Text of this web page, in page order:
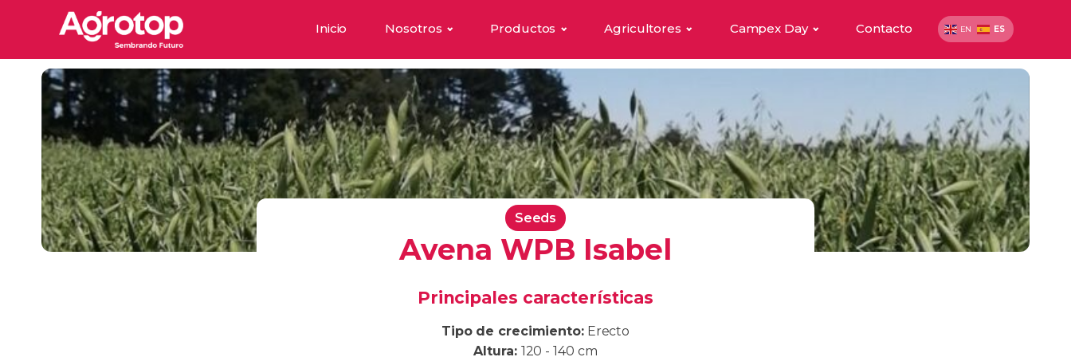
Inicio Nosotros Productos Agricultores Campex Day Contacto EN ES
Seeds
Avena WPB Isabel
Principales características
Tipo de crecimiento:Erecto
Altura: 120 - 140 cm